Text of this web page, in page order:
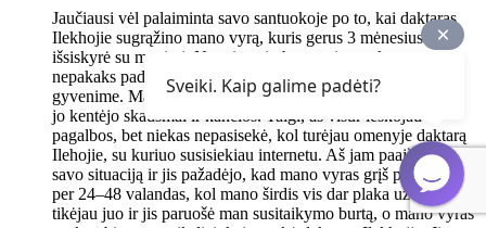
Jaučiausi vėl palaiminta savo santuokoje po to, kai daktaras
Ilekhojie sugrąžino mano vyrą, kuris gerus 3 mėnesius
išsiskyrė su manimi. Nors ir turiu burną visame kūne,
nepakaks padėkoti gydytojui Ilekhojie už jo pagalbą mano
gyvenime. Mano vyras 3 mėnesius išsiskyrė su manimi ir be
jo kentėjo skausmai ir kančios. Taigi, aš visur ieškojau
pagalbos, bet niekas nepasisekė, kol turėjau omenyje daktarą
Ilehojie, su kuriuo susisiekiau internetu. Aš jam paaiškinau
savo situaciją ir jis pažadėjo, kad mano vyras grįš pas mane
per 24–48 valandas, kol mano širdis vis dar plaka už jį. Aš
tikėjau juo ir jis paruošė man susitaikymo burtą, o mano vyras
Sveiki. Kaip galime padėti?